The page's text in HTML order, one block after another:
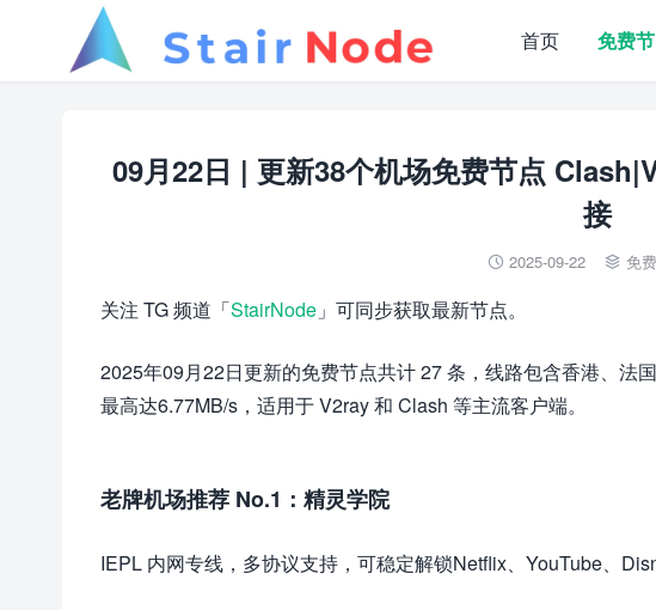
首页 免费
09月22日 | 更新38个机场免费节点
接
 2025-09-22  免
关注 TG 频道「StairNode 」可同步获取最新节点。
2025年09月22日更新的免费节点共计 27 条，线路包含香港、法
最高达6.77MB/s，适用于 V2ray 和 Clash 等主流客户端。
老牌机场推荐 No.1：精灵学院
IEPL 内网专线，多协议支持，可稳定解锁Netflix、YouTube、